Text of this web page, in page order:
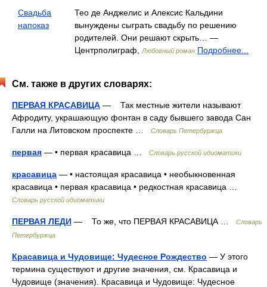
Свадьба
напоказ
Тео де Анджелис и Алексис Кальдини
вынуждены сыграть свадьбу по решению
родителей. Они решают скрыть… —
Центрполиграф,
Любовный роман Подробнее...
См. также в других словарях:
ПЕРВАЯ КРАСАВИЦА — Так местные жители называют
Афродиту, украшающую фонтан в саду бывшего завода Сан
Галли на Литовском проспекте …
Словарь Петербуржца
первая — • первая красавица … Словарь русской идиоматики
красавица — • настоящая красавица • необыкновенная
красавица • первая красавица • редкостная красавица …
Словарь русской идиоматики
ПЕРВАЯ ЛЕДИ — То же, что ПЕРВАЯ КРАСАВИЦА …
Словарь
Петербуржца
Красавица и Чудовище: Чудесное Рождество — У этого
термина существуют и другие значения, см. Красавица и
Чудовище (значения). Красавица и Чудовище: Чудесное